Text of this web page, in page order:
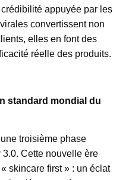
appuyée par les
convertissent non
elles en font des
réelle des produits.
standard mondial du
troisième phase
3.0. Cette nouvelle ère
skincare first » : un éclat